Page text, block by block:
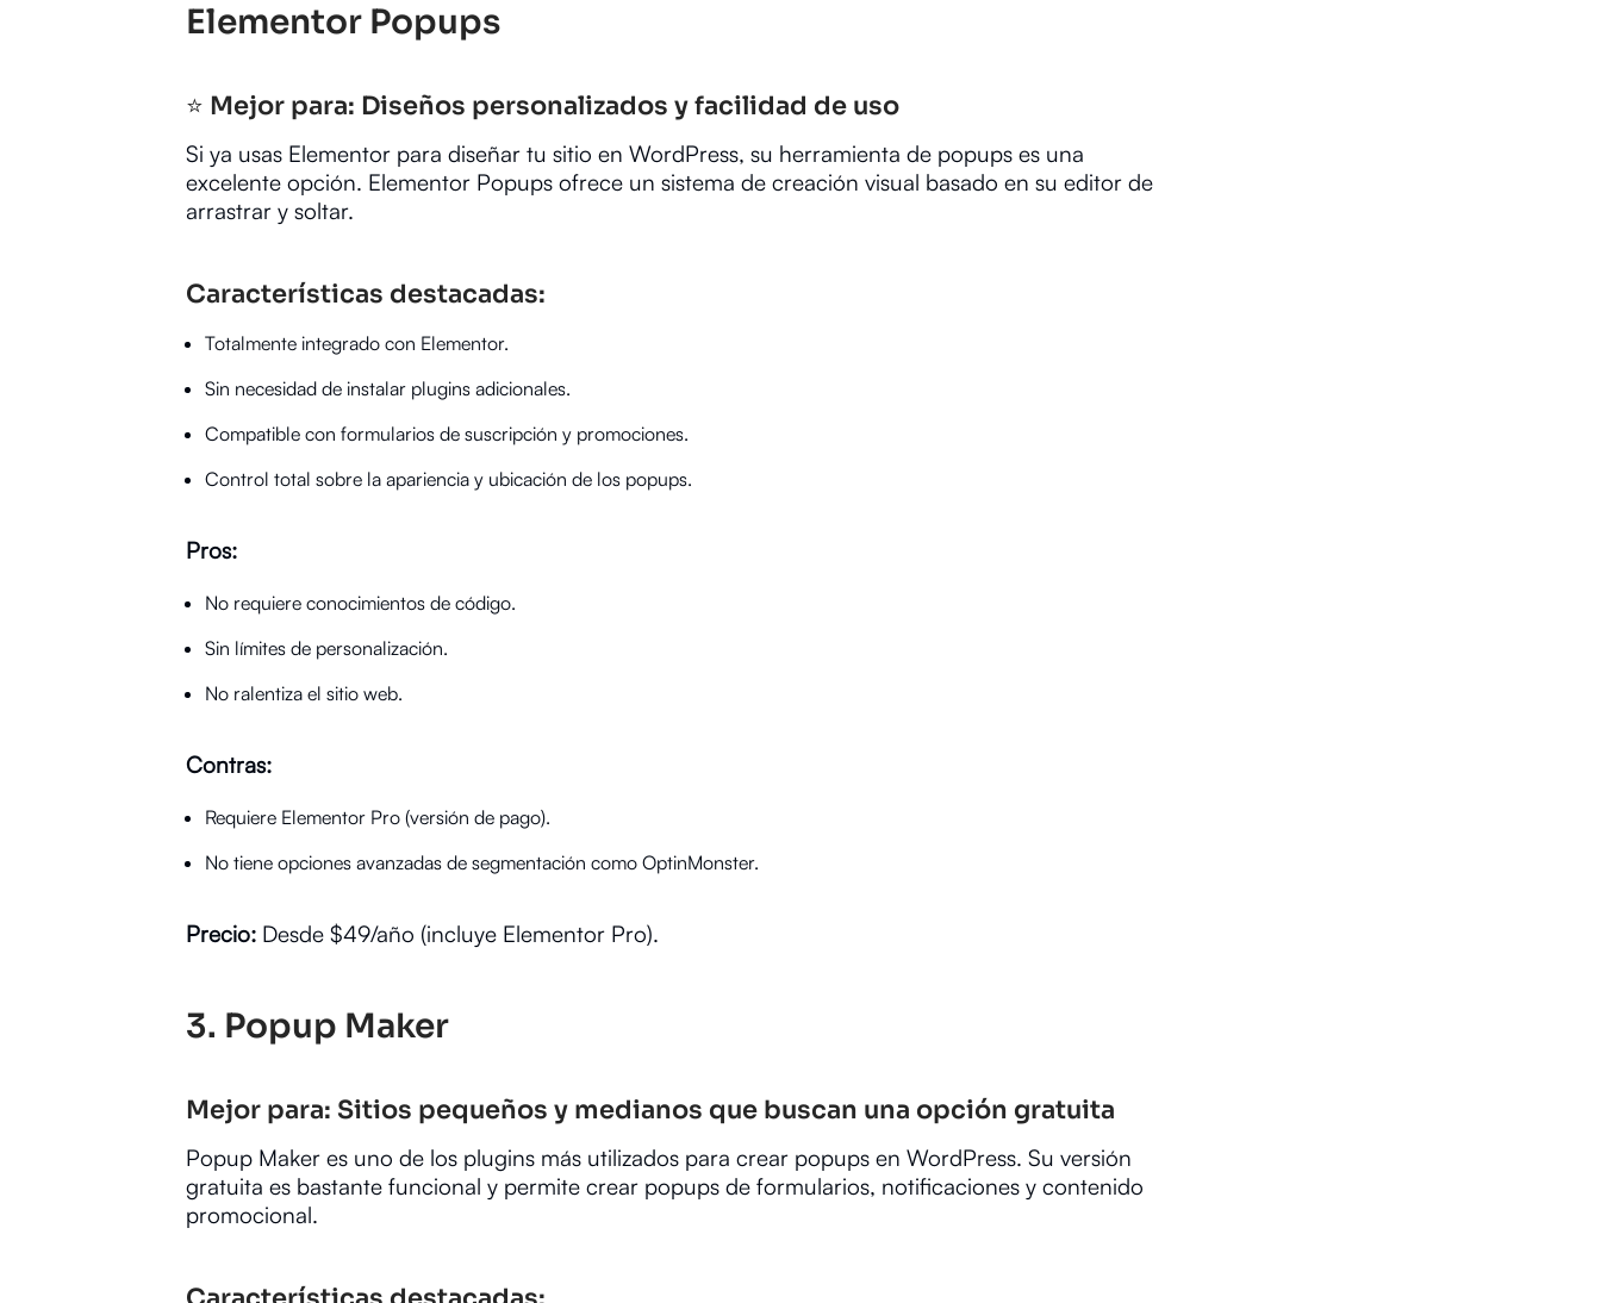
Elementor Popups
⭐ Mejor para: Diseños personalizados y facilidad de uso
Si ya usas Elementor para diseñar tu sitio en WordPress, su herramienta de popups es una
excelente opción. Elementor Popups ofrece un sistema de creación visual basado en su editor de
arrastrar y soltar.
Características destacadas:
Totalmente integrado con Elementor.
Sin necesidad de instalar plugins adicionales.
Compatible con formularios de suscripción y promociones.
Control total sobre la apariencia y ubicación de los popups.
Pros:
No requiere conocimientos de código.
Sin límites de personalización.
No ralentiza el sitio web.
Contras:
Requiere Elementor Pro (versión de pago).
No tiene opciones avanzadas de segmentación como OptinMonster.
Precio: Desde $49/año (incluye Elementor Pro).
3. Popup Maker
Mejor para: Sitios pequeños y medianos que buscan una opción gratuita
Popup Maker es uno de los plugins más utilizados para crear popups en WordPress. Su versión
gratuita es bastante funcional y permite crear popups de formularios, notificaciones y contenido
promocional.